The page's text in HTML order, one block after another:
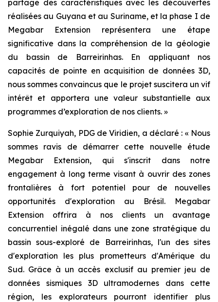
partage des caractéristiques avec les découvertes
réalisées au Guyana et au Suriname, et la phase I de
Megabar Extension représentera une étape
significative dans la compréhension de la géologie
du bassin de Barreirinhas. En appliquant nos
capacités de pointe en acquisition de données 3D,
nous sommes convaincus que le projet suscitera un vif
intérêt et apportera une valeur substantielle aux
programmes d’exploration de nos clients. »
Sophie Zurquiyah, PDG de Viridien, a déclaré : « Nous
sommes ravis de démarrer cette nouvelle étude
Megabar Extension, qui s'inscrit dans notre
engagement à long terme visant à ouvrir des zones
frontalières à fort potentiel pour de nouvelles
opportunités d'exploration au Brésil. Megabar
Extension offrira à nos clients un avantage
concurrentiel inégalé dans une zone stratégique du
bassin sous-exploré de Barreirinhas, l'un des sites
d'exploration les plus prometteurs d'Amérique du
Sud. Grâce à un accès exclusif au premier jeu de
données sismiques 3D ultramodernes dans cette
région, les explorateurs pourront identifier plus